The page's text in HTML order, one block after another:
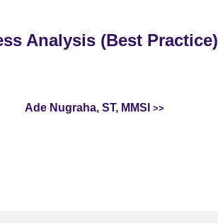
Analysis (Best Practice)
Ade Nugraha, ST, MMSI